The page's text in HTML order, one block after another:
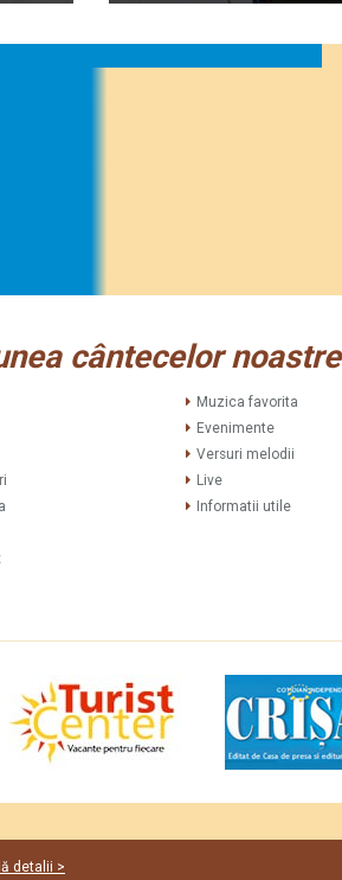
cântecelor noastre
Muzica favorita
Evenimente
Versuri melodii
Live
Informatii utile
detalii >